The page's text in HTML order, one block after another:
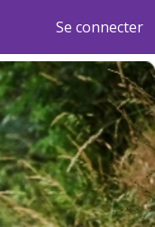
Se connecter